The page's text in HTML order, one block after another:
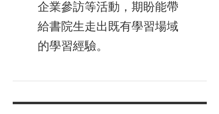
企業參訪等活動，期盼能帶
給書院生走出既有學習場域
的學習經驗。